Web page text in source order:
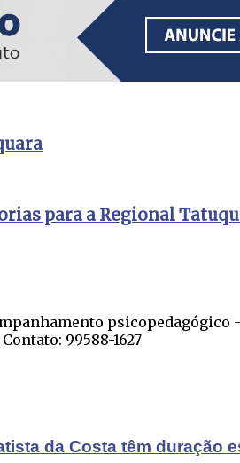
da Costa têm duração
para a Regional
psicopedagógico -
99588-1627